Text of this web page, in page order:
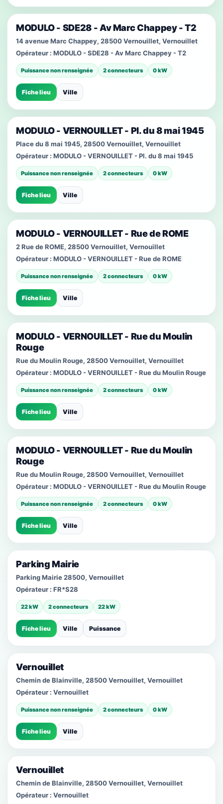
MODULO - SDE28 - Av Marc Chappey - T2
14 avenue Marc Chappey, 28500 Vernouillet, Vernouillet
Opérateur : MODULO - SDE28 - Av Marc Chappey - T2
Puissance non renseignée 2 connecteurs 0 kW
Fiche lieu Ville
MODULO - VERNOUILLET - Pl. du 8 mai 1945
Place du 8 mai 1945, 28500 Vernouillet, Vernouillet
Opérateur : MODULO - VERNOUILLET - Pl. du 8 mai 1945
Puissance non renseignée 2 connecteurs 0 kW
Fiche lieu Ville
MODULO - VERNOUILLET - Rue de ROME
2 Rue de ROME, 28500 Vernouillet, Vernouillet
Opérateur : MODULO - VERNOUILLET - Rue de ROME
Puissance non renseignée 2 connecteurs 0 kW
Fiche lieu Ville
MODULO - VERNOUILLET - Rue du Moulin
Rouge
Rue du Moulin Rouge, 28500 Vernouillet, Vernouillet
Opérateur : MODULO - VERNOUILLET - Rue du Moulin Rouge
Puissance non renseignée 2 connecteurs 0 kW
Fiche lieu Ville
MODULO - VERNOUILLET - Rue du Moulin
Rouge
Rue du Moulin Rouge, 28500 Vernouillet, Vernouillet
Opérateur : MODULO - VERNOUILLET - Rue du Moulin Rouge
Puissance non renseignée 2 connecteurs 0 kW
Fiche lieu Ville
Parking Mairie
Parking Mairie 28500, Vernouillet
Opérateur : FR*S28
22 kW 2 connecteurs 22 kW
Fiche lieu Ville Puissance
Vernouillet
Chemin de Blainville, 28500 Vernouillet, Vernouillet
Opérateur : Vernouillet
Puissance non renseignée 2 connecteurs 0 kW
Fiche lieu Ville
Vernouillet
Chemin de Blainville, 28500 Vernouillet, Vernouillet
Opérateur : Vernouillet